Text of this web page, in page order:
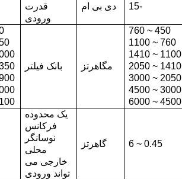
-15 دی بی ام
قدرت
ورودی
450 ~ 760
مگاهرتز بانک فیلتر
760 ~ 1100
1000
1100 ~ 1410
~ 1350
1410 ~ 2050
~ 1900
2050 ~ 3000
~ 3000
3000 ~ 4500
~ 4100
4500 ~ 6000
~ 6000
0.45 ~ 6 گاهرتز
یک محدوده
فرکانس
نوسانگر
محلی
خارجی می
تواند ورودی